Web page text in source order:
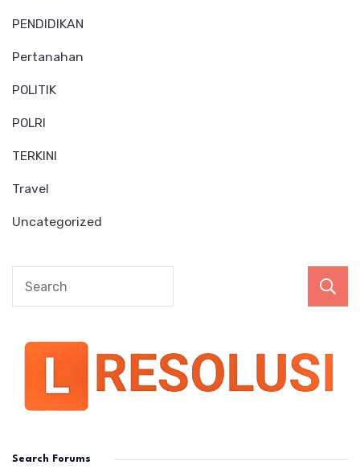
PENDIDIKAN
Pertanahan
POLITIK
POLRI
TERKINI
Travel
Uncategorized
Search Forums